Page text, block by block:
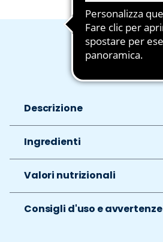
Descrizione
Ingredienti
Valori nutrizionali
Consigli d'uso e avvertenze